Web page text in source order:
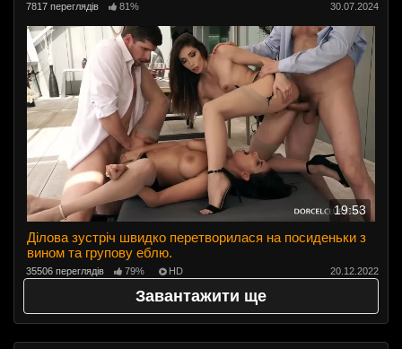
7817 переглядів 81% 30.07.2024
19:53
Ділова зустріч швидко перетворилася на посиденьки з
вином та групову еблю.
35506 переглядів 79% HD 20.12.2022
Завантажити ще